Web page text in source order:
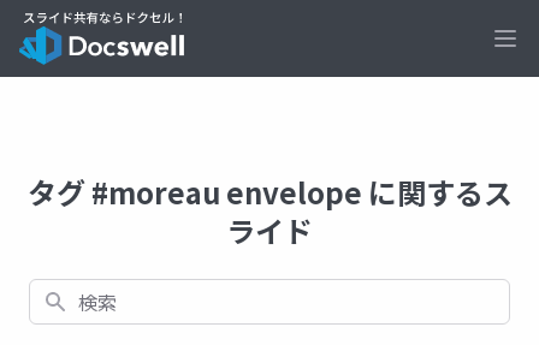
タグ #moreau envelope に関するス
ライド
検索